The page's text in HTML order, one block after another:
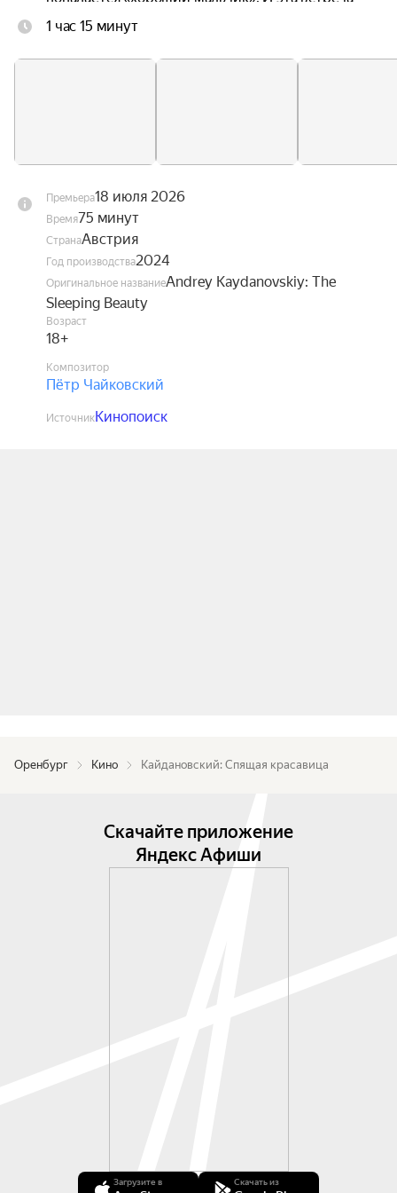
начало пути к взрослой жизни, где мало места
«быть как все».
1 час 15 минут
Премьера18 июля 2026
Время75 минут
СтранаАвстрия
Год производства2024
Оригинальное названиеAndrey Kaydanovskiy: The
Sleeping Beauty
Возраст
18+
Композитор
Пётр Чайковский
ИсточникКинопоиск
Оренбург Кино Кайдановский: Спящая красавица
Скачайте приложение
Яндекс Афиши
Загрузите в Скачать из